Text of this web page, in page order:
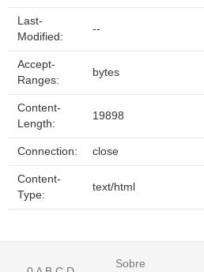
Last-
Modified:
--
Accept-
Ranges:
bytes
Content-
Length:
19898
Connection: close
Content-
Type:
text/html
Sobre